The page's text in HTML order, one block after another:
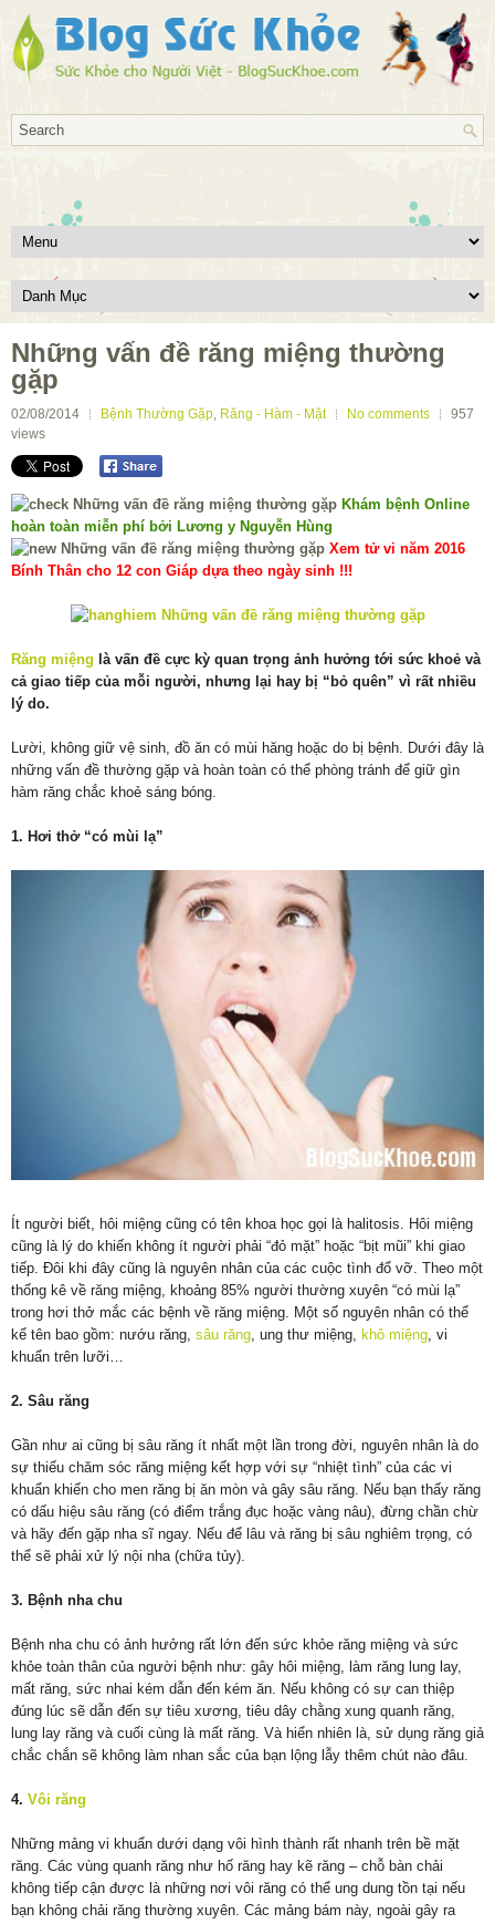
Những vấn đề răng miệng thường
gặp
02/08/2014 Bệnh Thường Gặp, Răng - Hàm - Mặt No comments
957
views
Khám bệnh Online
hoàn toàn miễn phí bởi Lương y Nguyễn Hùng
Xem tử vi năm 2016
Bính Thân cho 12 con Giáp dựa theo ngày sinh !!!
Răng miệng là vấn đề cực kỳ quan trọng ảnh hưởng tới sức khoẻ và
cả giao tiếp của mỗi người, nhưng lại hay bị “bỏ quên” vì rất nhiều
lý do.
Lười, không giữ vệ sinh, đồ ăn có mùi hăng hoặc do bị bệnh. Dưới đây là
những vấn đề thường gặp và hoàn toàn có thể phòng tránh để giữ gìn
hàm răng chắc khoẻ sáng bóng.
1. Hơi thở “có mùi lạ”
Ít người biết, hôi miệng cũng có tên khoa học gọi là halitosis. Hôi miệng
cũng là lý do khiến không ít người phải “đỏ mặt” hoặc “bịt mũi” khi giao
tiếp. Đôi khi đây cũng là nguyên nhân của các cuộc tình đổ vỡ. Theo một
thống kê về răng miệng, khoảng 85% người thường xuyên “có mùi lạ”
trong hơi thở mắc các bệnh về răng miệng. Một số nguyên nhân có thể
kể tên bao gồm: nướu răng, sâu răng, ung thư miệng, khô miệng, vi
khuẩn trên lưỡi…
2. Sâu răng
Gần như ai cũng bị sâu răng ít nhất một lần trong đời, nguyên nhân là do
sự thiếu chăm sóc răng miệng kết hợp với sự “nhiệt tình” của các vi
khuẩn khiến cho men răng bị ăn mòn và gây sâu răng. Nếu bạn thấy răng
có dấu hiệu sâu răng (có điểm trắng đục hoặc vàng nâu), đừng chần chừ
và hãy đến gặp nha sĩ ngay. Nếu để lâu và răng bị sâu nghiêm trọng, có
thể sẽ phải xử lý nội nha (chữa tủy).
3. Bệnh nha chu
Bệnh nha chu có ảnh hưởng rất lớn đến sức khỏe răng miệng và sức
khỏe toàn thân của người bệnh như: gây hôi miệng, làm răng lung lay,
mất răng, sức nhai kém dẫn đến kém ăn. Nếu không có sự can thiệp
đúng lúc sẽ dẫn đến sự tiêu xương, tiêu dây chằng xung quanh răng,
lung lay răng và cuối cùng là mất răng. Và hiển nhiên là, sử dụng răng giả
chắc chắn sẽ không làm nhan sắc của bạn lộng lẫy thêm chút nào đâu.
4. Vôi răng
Những mảng vi khuẩn dưới dạng vôi hình thành rất nhanh trên bề mặt
răng. Các vùng quanh răng như hố răng hay kẽ răng – chỗ bàn chải
không tiếp cận được là những nơi vôi răng có thể ung dung tồn tại nếu
bạn không chải răng thường xuyên. Các mảng bám này, ngoài gây ra